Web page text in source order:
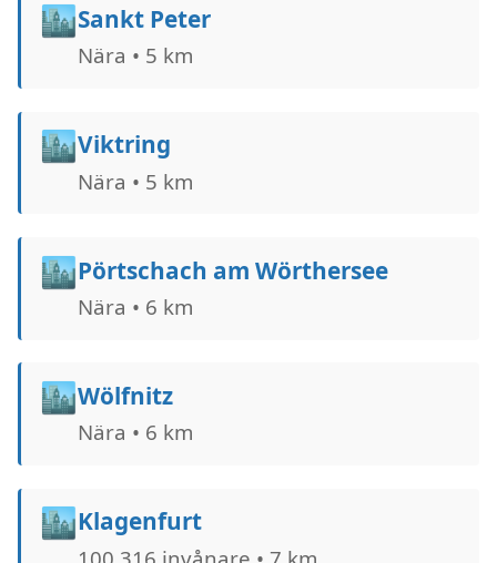
🏙️Sankt Peter
Nära • 5 km
🏙️Viktring
Nära • 5 km
🏙️Pörtschach am Wörthersee
Nära • 6 km
🏙️Wölfnitz
Nära • 6 km
🏙️Klagenfurt
100.316 invånare • 7 km